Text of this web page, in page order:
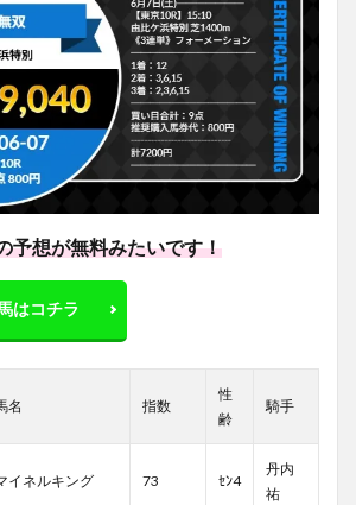
予想が無料みたいです！
はコチラ
名 指数
性
齢
騎手
イネルキング 73 ｾﾝ4
丹内
祐